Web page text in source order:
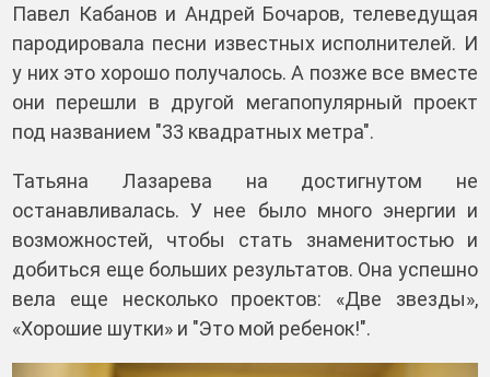
Павел Кабанов и Андрей Бочаров, телеведущая
пародировала песни известных исполнителей. И
у них это хорошо получалось. А позже все вместе
они перешли в другой мегапопулярный проект
под названием "33 квадратных метра".
Татьяна Лазарева на достигнутом не
останавливалась. У нее было много энергии и
возможностей, чтобы стать знаменитостью и
добиться еще больших результатов. Она успешно
вела еще несколько проектов: «Две звезды»,
«Хорошие шутки» и "Это мой ребенок!".